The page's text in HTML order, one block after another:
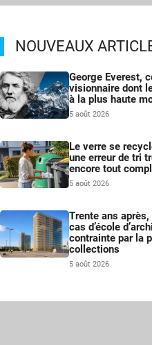
NOUVEAUX
George Everest,
visionnaire dont
à la plus haute
5 août 2026
Le verre se
une erreur de tri
encore tout
5 août 2026
Trente ans
cas d’école
contrainte par la
collections
5 août 2026